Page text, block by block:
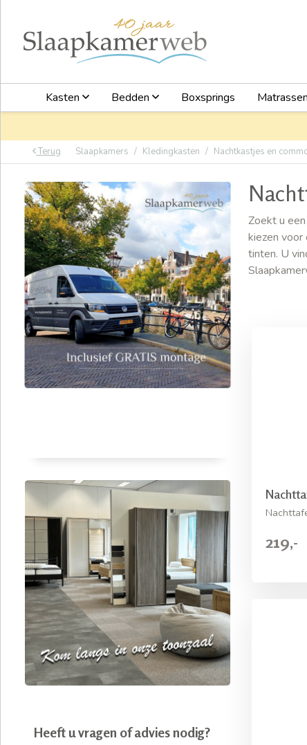
Kasten Bedden Boxsprings Matrassen
Terug Slaapkamers Kledingkasten Nachtkastjes en
Heeft u vragen of advies nodig?
Zoekt u
kiezen
tinten. U
219,-